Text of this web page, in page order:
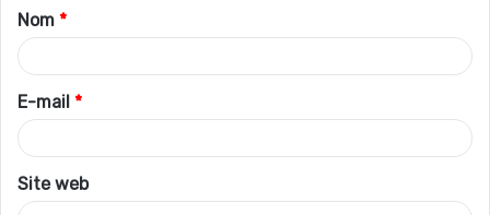
a
i
r
e
*
Nom *
E-mail *
Site web